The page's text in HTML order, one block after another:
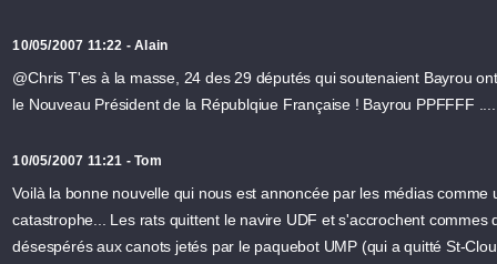
10/05/2007 11:22 - Alain
@Chris T'es à la masse, 24 des 29 députés qui soutenaient Bayrou
le Nouveau Président de la Républqiue Française ! Bayrou PPFFFF
10/05/2007 11:21 - Tom
Voilà la bonne nouvelle qui nous est annoncée par les médias comme
catastrophe... Les rats quittent le navire UDF et s'accrochent commes
désespérés aux canots jetés par le paquebot UMP (qui a quitté St-